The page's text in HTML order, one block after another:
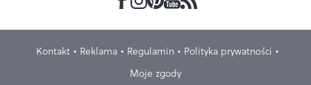
Kontakt Reklama Regulamin
Polityka prywatności
Moje zgody